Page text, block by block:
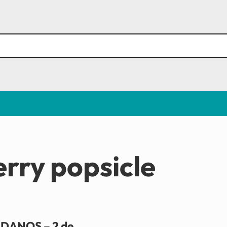
popsicle